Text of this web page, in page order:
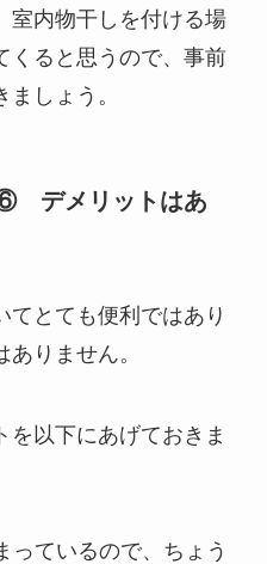
室内物干しを付ける場
くると思うので、事前
しょう。
デメリットはあ
てとても便利ではあり
りません。
を以下にあげておきま
っているので、ちょう